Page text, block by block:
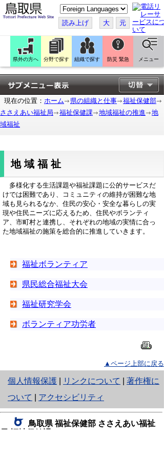
こ
の
ペ
ー
ジ
翻
訳
す
る
読み上げ 大 元
県外の方へ 分野で探す 組織で探す 防災 緊急 メニュー
現在の位置： ホーム 県の組織と仕事
福祉保健部
ささえあい福祉局
福祉保健課 地域福祉の推進
地
域福祉
地域福祉
多様化する生活課題や福祉課題に公的サービスだ
けでは困難であり、コミュニティの維持が困難な地
域も見られるなか、住民の安心・安全な暮らしの実
現や住民ニーズに応えるため、住民やボランティ
ア、市町村と連携し、それぞれの地域の実情に合っ
た地域福祉の施策を総合的に推進していきます。
福祉ボランティア
県民総合福祉大会
福祉研究学会
ボランティア功労者
▲ページ上部に戻る
個人情報保護
と
り
ネ
ッ
リンクについて
著作権に
ついて
アクセシビリティ
鳥取県 福祉保健部 ささえあい福祉